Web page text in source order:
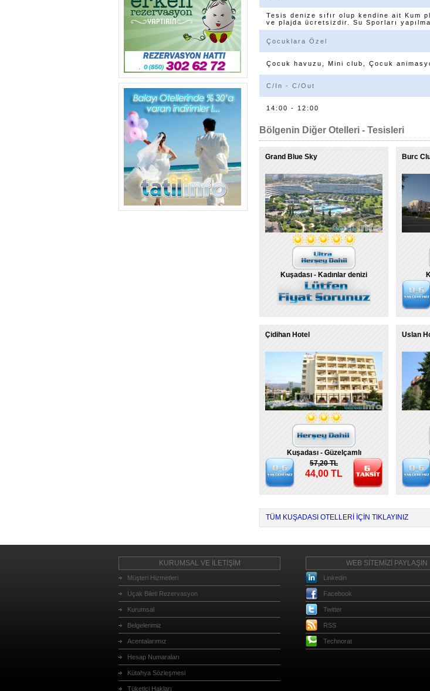
Tesis denize sıfır olup kendine ait Kum
ve plajda ücretsizdir. Su Sporları
Çocuklara Özel
Çocuk havuzu, Mini club, Çocuk
C/In - C/Out
14:00 - 12:00
Bölgenin Diğer Otelleri - Tesisleri
Grand Blue Sky
Kuşadası - Kadınlar denizi
Burc
Çidihan Hotel
Kuşadası - Güzelçamlı
57,20 TL
44,00 TL
Uslan
TÜM KUŞADASI OTELLERI IÇIN TIKLAYINIZ
KURUMSAL VE İLETİŞİM
Müşteri Hizmetleri
Uçak Bileti Rezervasyon
Kurumsal
Belgelerimiz
Acentalarımız
Hesap Numaraları
Kütahya Sözleşmesi
Tüketici Hakları
WEB SİTEMİZİ PAYLAŞIN
Linkedin
Facebook
Twitter
RSS
Technorat